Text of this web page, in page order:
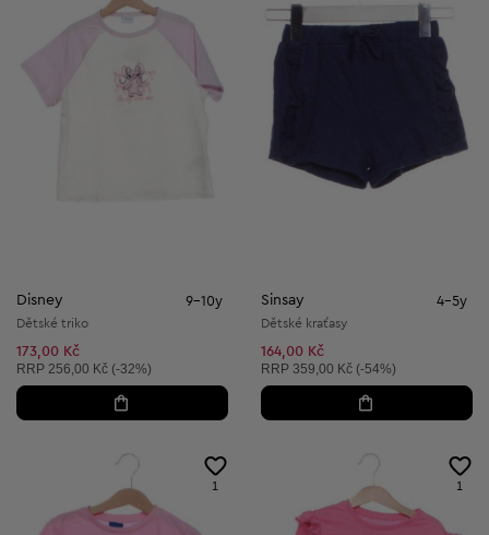
Disney 9-10y
Dětské triko
173,00 Kč
Doporučená cena:
RRP 256,00 Kč (-32%)
Sinsay 4-5y
Dětské kraťasy
164,00 Kč
Doporučená cena:
RRP 359,00 Kč (-54%)
1 1